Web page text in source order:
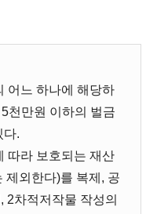
어느 하나에 해당하
천만원 이하의 벌금
다.
따라 보호되는 재산
제외한다)를 복제, 공
2차적저작물 작성의